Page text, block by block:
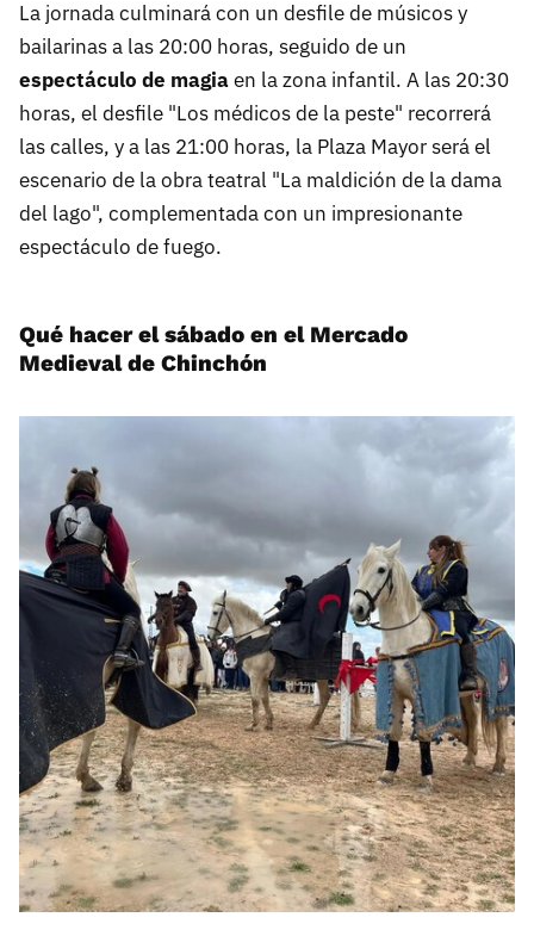
La jornada culminará con un desfile de músicos y
bailarinas a las 20:00 horas, seguido de un
espectáculo de magiaen la zona infantil. A las 20:30
horas, el desfile "Los médicos de la peste" recorrerá
las calles, y a las 21:00 horas, la Plaza Mayor será el
escenario de la obra teatral "La maldición de la dama
del lago", complementada con un impresionante
espectáculo de fuego.
Qué hacer el sábado en el Mercado
Medieval de Chinchón